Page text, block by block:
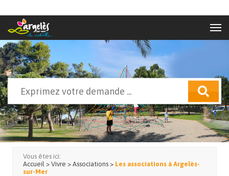
Formulaire de recherche
Vous êtes ici:
Accueil > Vivre > Associations > Les associations à Argelès-
sur-Mer